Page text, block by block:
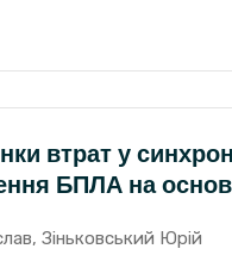
втрат у
БПЛА на
Зіньковський Юрій